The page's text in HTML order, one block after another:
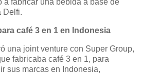
a fabricar una bebida a base de
Delfi.
café 3 en 1 en Indonesia
una joint venture con Super Group,
fabricaba café 3 en 1, para
sus marcas en Indonesia,